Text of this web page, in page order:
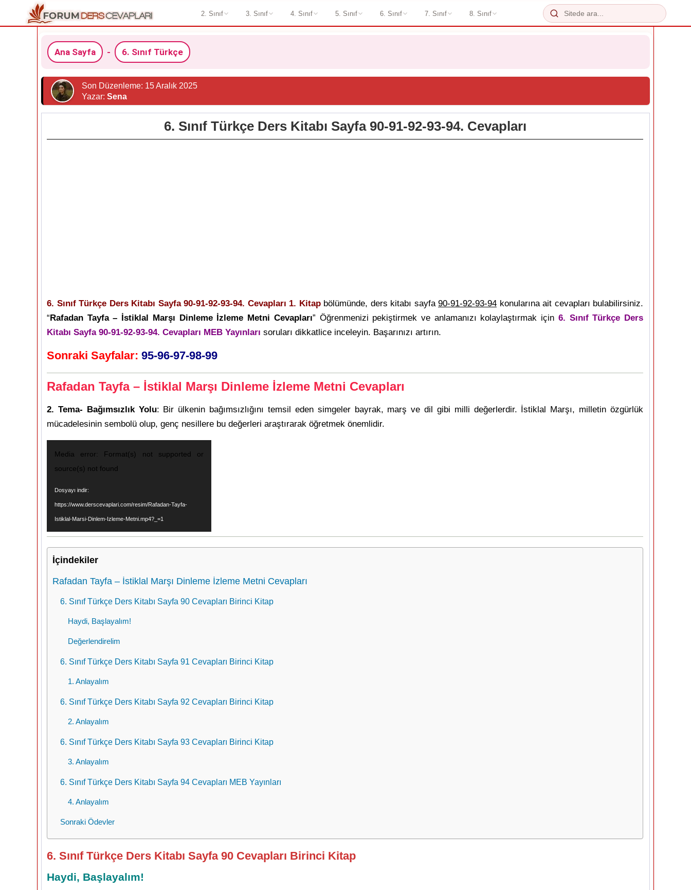
2. Sınıf 3. Sınıf 4. Sınıf 5. Sınıf 6. Sınıf 7. Sınıf 8. Sınıf
Ana Sayfa - 6. Sınıf Türkçe
Son Düzenleme: 15 Aralık 2025
Yazar: Sena
6. Sınıf Türkçe Ders Kitabı Sayfa 90-91-92-93-94. Cevapları
6. Sınıf Türkçe Ders Kitabı Sayfa 90-91-92-93-94. Cevapları 1. Kitapbölümünde, ders kitabı sayfa 90-91-92-93-94 konularına ait cevapları bulabilirsiniz.
“Rafadan Tayfa – İstiklal Marşı Dinleme İzleme Metni Cevapları” Öğrenmenizi pekiştirmek ve anlamanızı kolaylaştırmak için 6. Sınıf Türkçe Ders
Kitabı Sayfa 90-91-92-93-94. Cevapları MEB Yayınları soruları dikkatlice inceleyin. Başarınızı artırın.
Sonraki Sayfalar: 95-96-97-98-99
Rafadan Tayfa – İstiklal Marşı Dinleme İzleme Metni Cevapları
2. Tema- Bağımsızlık Yolu: Bir ülkenin bağımsızlığını temsil eden simgeler bayrak, marş ve dil gibi milli değerlerdir. İstiklal Marşı, milletin özgürlük
mücadelesinin sembolü olup, genç nesillere bu değerleri araştırarak öğretmek önemlidir.
Media error: Format(s) not supported or
source(s) not found
Dosyayı indir:
https://www.derscevaplari.com/resim/Rafadan-Tayfa-
Istiklal-Marsi-Dinlem-Izleme-Metni.mp4?_=1
İçindekiler
Rafadan Tayfa – İstiklal Marşı Dinleme İzleme Metni Cevapları
6. Sınıf Türkçe Ders Kitabı Sayfa 90 Cevapları Birinci Kitap
Haydi, Başlayalım!
Değerlendirelim
6. Sınıf Türkçe Ders Kitabı Sayfa 91 Cevapları Birinci Kitap
1. Anlayalım
6. Sınıf Türkçe Ders Kitabı Sayfa 92 Cevapları Birinci Kitap
2. Anlayalım
6. Sınıf Türkçe Ders Kitabı Sayfa 93 Cevapları Birinci Kitap
3. Anlayalım
6. Sınıf Türkçe Ders Kitabı Sayfa 94 Cevapları MEB Yayınları
4. Anlayalım
Sonraki Ödevler
6. Sınıf Türkçe Ders Kitabı Sayfa 90 Cevapları Birinci Kitap
Haydi, Başlayalım!